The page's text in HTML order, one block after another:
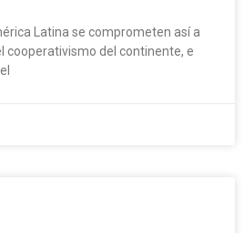
Latina se comprometen así a
cooperativismo del continente, e